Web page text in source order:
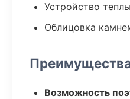
Устройство
Облицовка
Возможность